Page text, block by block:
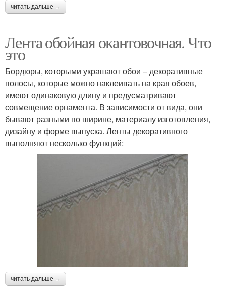
читать дальше →
Лента обойная окантовочная. Что
это
Бордюры, которыми украшают обои – декоративные
полосы, которые можно наклеивать на края обоев,
имеют одинаковую длину и предусматривают
совмещение орнамента. В зависимости от вида, они
бывают разными по ширине, материалу изготовления,
дизайну и форме выпуска. Ленты декоративного
выполняют несколько функций:
читать дальше →